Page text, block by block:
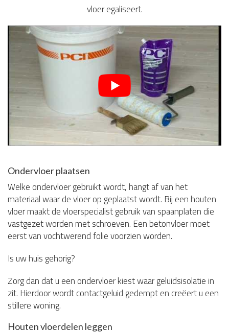
vloer egaliseert.
Ondervloer plaatsen
Welke ondervloer gebruikt wordt, hangt af van het
materiaal waar de vloer op geplaatst wordt. Bij een houten
vloer maakt de vloerspecialist gebruik van spaanplaten die
vastgezet worden met schroeven. Een betonvloer moet
eerst van vochtwerend folie voorzien worden.
Is uw huis gehorig?
Zorg dan dat u een ondervloer kiest waar geluidsisolatie in
zit. Hierdoor wordt contactgeluid gedempt en creëert u een
stillere woning.
Houten vloerdelen leggen